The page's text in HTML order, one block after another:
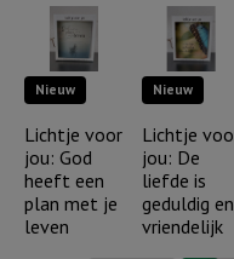
liefde
en
mag
ik
mijn
mijn
wil
maar
wil
Nieuw
Lichtje voor
jou: God
heeft een
plan met je
leven
Nieuw
Lichtje
jou: De
liefde is
geduldig en
vriendelijk